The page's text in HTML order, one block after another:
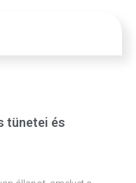
tünetei és